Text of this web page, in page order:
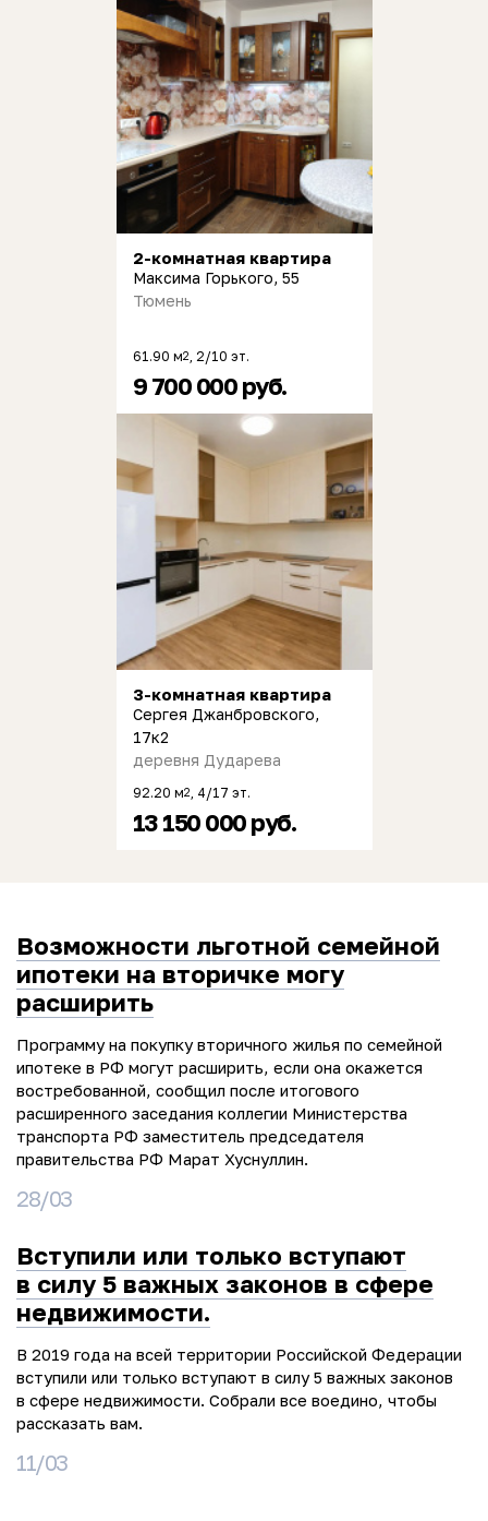
2-комнатная квартира
Максима Горького, 55
Тюмень
61.90 м2 , 2/10 эт.
9 700 000 руб.
3-комнатная квартира
Сергея Джанбровского,
17к2
деревня Дударева
92.20 м2 , 4/17 эт.
13 150 000 руб.
Возможности льготной семейной
ипотеки на вторичке могу
расширить
Программу на покупку вторичного жилья по семейной
ипотеке в РФ могут расширить, если она окажется
востребованной, сообщил после итогового
расширенного заседания коллегии Министерства
транспорта РФ заместитель председателя
правительства РФ Марат Хуснуллин.
28/03
Вступили или только вступают
в силу 5 важных законов в сфере
недвижимости.
В 2019 года на всей территории Российской Федерации
вступили или только вступают в силу 5 важных законов
в сфере недвижимости. Собрали все воедино, чтобы
рассказать вам.
11/03